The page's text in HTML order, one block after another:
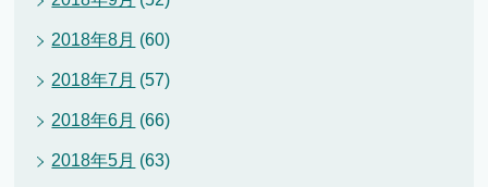
2018年8月 (60)
2018年7月 (57)
2018年6月 (66)
2018年5月 (63)